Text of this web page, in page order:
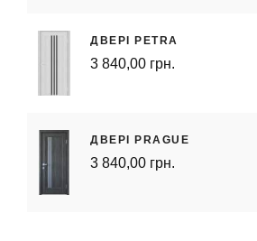
ДВЕРІ PETRA
3 840,00 грн.
ДВЕРІ PRAGUE
3 840,00 грн.